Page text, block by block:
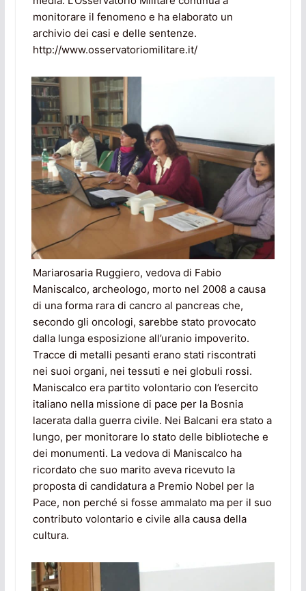
monitorare il fenomeno e ha elaborato un
archivio dei casi e delle sentenze.
http://www.osservatoriomilitare.it/
Mariarosaria Ruggiero, vedova di Fabio
Maniscalco, archeologo, morto nel 2008 a causa
di una forma rara di cancro al pancreas che,
secondo gli oncologi, sarebbe stato provocato
dalla lunga esposizione all’uranio impoverito.
Tracce di metalli pesanti erano stati riscontrati
nei suoi organi, nei tessuti e nei globuli rossi.
Maniscalco era partito volontario con l’esercito
italiano nella missione di pace per la Bosnia
lacerata dalla guerra civile. Nei Balcani era stato a
lungo, per monitorare lo stato delle biblioteche e
dei monumenti. La vedova di Maniscalco ha
ricordato che suo marito aveva ricevuto la
proposta di candidatura a Premio Nobel per la
Pace, non perché si fosse ammalato ma per il suo
contributo volontario e civile alla causa della
cultura.